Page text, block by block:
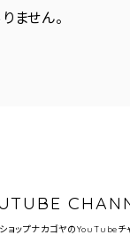
ません。
ョップナカゴヤのYouTubeチ